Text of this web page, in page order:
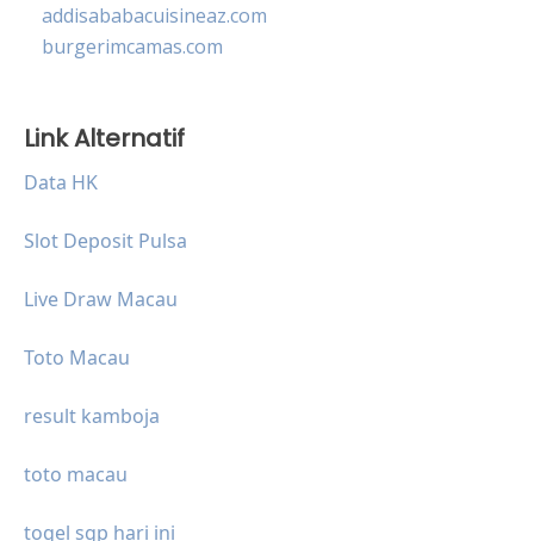
addisababacuisineaz.com
burgerimcamas.com
Link Alternatif
Data HK
Slot Deposit Pulsa
Live Draw Macau
Toto Macau
result kamboja
toto macau
togel sgp hari ini